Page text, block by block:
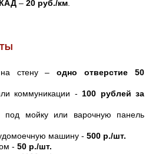
– 20 руб./км
на стену –одно отверстие 50
коммуникации - 100 рублей за
под мойку или варочную панель
машину - 500 р./шт.
- 50 р./шт.